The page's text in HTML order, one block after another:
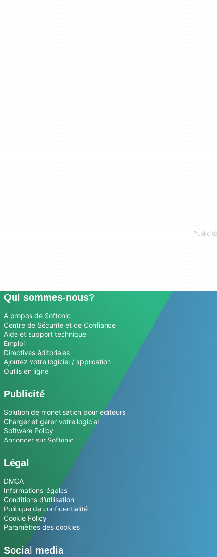
Qui sommes-nous?
A propos de Softonic
Centre de Sécurité et de Confiance
Aide et support technique
Emploi
Directives éditoriales
Ajoutez votre logiciel / application
Outils en ligne
Publicité
Solution de monétisation pour éditeurs
Charger et gérer votre logiciel
Software Policy
Annoncer sur Softonic
Légal
DMCA
Informations légales
Conditions d’utilisation
Politique de confidentialité
Cookie Policy
Paramètres des cookies
Social media